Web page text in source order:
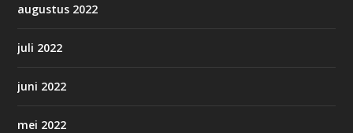
augustus 2022
juli 2022
juni 2022
mei 2022